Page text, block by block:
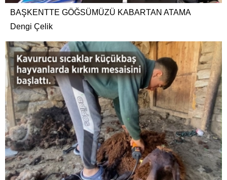
BAŞKENTTE GÖĞSÜMÜZÜ KABARTAN ATAMA
Dengi Çelik